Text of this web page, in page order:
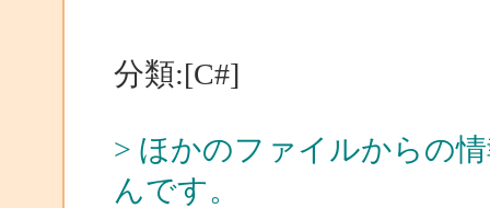
分類:[C#]
> ほかのファイルからの
んです。